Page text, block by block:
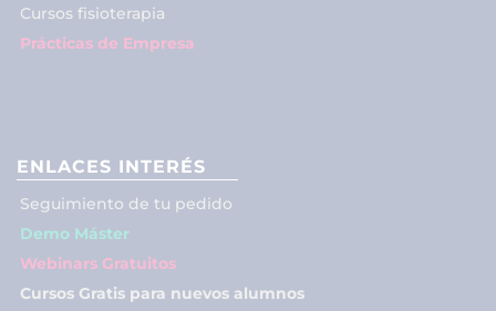
Cursos fisioterapia
Prácticas de Empresa
ENLACES INTERÉS
Seguimiento de tu pedido
Demo Máster
Webinars Gratuitos
Cursos Gratis para nuevos alumnos